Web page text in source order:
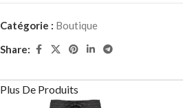
Catégorie : Boutique
Share:
Plus De Produits